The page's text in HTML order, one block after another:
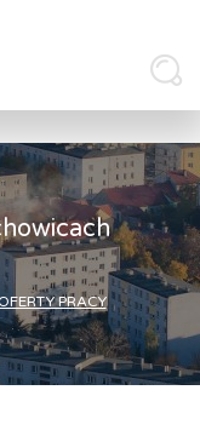
OFERTY PRACY